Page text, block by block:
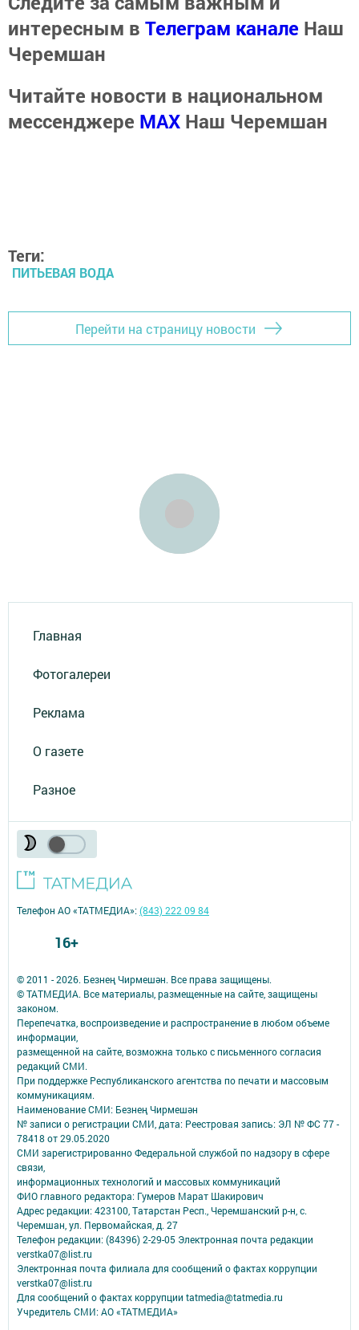
интересным в Телеграм канале Наш
Черемшан
Читайте новости в национальном
мессенджере MАХ Наш Черемшан
Теги:
ПИТЬЕВАЯ ВОДА
Перейти на страницу новости
Главная
Фотогалереи
Реклама
О газете
Разное
© 2011 - 2026. Безнең Чирмешән. Все права защищены.
© ТАТМЕДИА. Все материалы, размещенные на сайте, защищены
законом.
Перепечатка, воспроизведение и распространение в любом объеме
информации,
размещенной на сайте, возможна только с письменного согласия
редакций СМИ.
При поддержке Республиканского агентства по печати и массовым
коммуникациям.
Наименование СМИ: Безнең Чирмешән
№ записи о регистрации СМИ, дата: Реестровая запись: ЭЛ № ФС 77 -
78418 от 29.05.2020
СМИ зарегистрированно Федеральной службой по надзору в сфере
связи,
информационных технологий и массовых коммуникаций
ФИО главного редактора: Гумеров Марат Шакирович
Адрес редакции: 423100, Татарстан Респ., Черемшанский р-н, с.
Черемшан, ул. Первомайская, д. 27
Телефон редакции: (84396) 2-29-05 Электронная почта редакции
verstka07@list.ru
Электронная почта филиала для сообщений о фактах коррупции
verstka07@list.ru
Для сообщений о фактах коррупции tatmedia@tatmedia.ru
Учредитель СМИ: АО «ТАТМЕДИА»
Телефон АО «ТАТМЕДИА»:(843) 222 09 84
16+